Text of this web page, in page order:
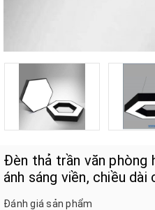
Đèn thả trần văn phòng
ánh sáng viền, chiều
Đánh giá sản phẩm